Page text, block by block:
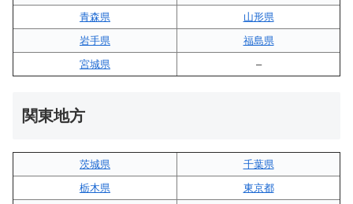
青森県
山形県
岩手県
福島県
宮城県
–
関東地方
茨城県
千葉県
栃木県
東京都